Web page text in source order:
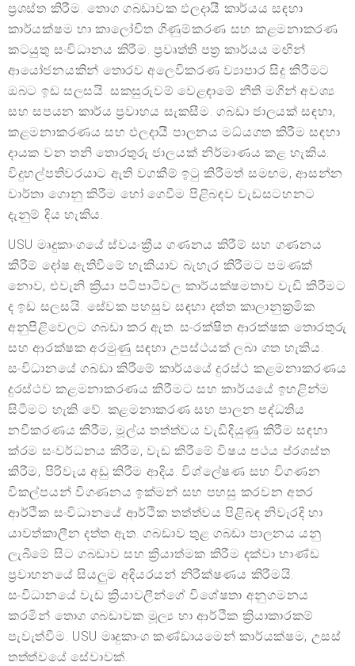
ප්‍රශස්ත කිරීම. තොග ගබඩාවක ඵලදායී කාර්යය සඳහා
කාර්යක්ෂම හා කාලෝචිත ගිණුම්කරණ සහ කළමනාකරණ
කටයුතු සංවිධානය කිරීම. ප්‍රවෘත්ති පත්‍ර කාර්යය මඟින්
ආයෝජනයකින් තොරව අලෙවිකරණ ව්‍යාපාර සිදු කිරීමට
ඔබට ඉඩ සලසයි. සකසුරුවම් වෙළඳාමේ නීති මගින් අවශ්‍ය
සහ සපයන කාර්ය ප්‍රවාහය සැකසීම. ගබඩා ජාලයක් සඳහා,
කළමනාකරණය සහ ඵලදායී පාලනය මධ්යගත කිරීම සඳහා
දායක වන තනි තොරතුරු ජාලයක් නිර්මාණය කළ හැකිය.
විදුහල්පතිවරයාට ඇති වගකීම් ඉටු කිරීමත් සමඟම, ආසන්න
වාර්තා ගොනු කිරීම හෝ ගෙවීම පිළිබඳව වැඩසටහනට
දැනුම් දිය හැකිය.
USU මෘදුකාංගයේ ස්වයංක්‍රීය ගණනය කිරීම් සහ ගණනය
කිරීම් දෝෂ ඇතිවීමේ හැකියාව බැහැර කිරීමට පමණක්
නොව, එවැනි ක්‍රියා පටිපාටිවල කාර්යක්ෂමතාව වැඩි කිරීමට
ද ඉඩ සලසයි. සේවක පහසුව සඳහා දත්ත කාලානුක්‍රමික
අනුපිළිවෙලට ගබඩා කර ඇත. සංරක්ෂිත ආරක්ෂක තොරතුරු
සහ ආරක්ෂක අරමුණු සඳහා උපස්ථයක් ලබා ගත හැකිය.
සංවිධානයේ ගබඩා කිරීමේ කාර්යයේ දුරස්ථ කළමනාකරණය
දුරස්ථව කළමනාකරණය කිරීමට සහ කාර්යයේ ඉහළින්ම
සිටීමට හැකි වේ. කළමනාකරණ සහ පාලන පද්ධතිය
නවීකරණය කිරීම, මූල්ය තත්ත්වය වැඩිදියුණු කිරීම සඳහා
ක්රම සංවර්ධනය කිරීම, වැඩ කිරීමේ විෂය පථය ප්රශස්ත
කිරීම, පිරිවැය අඩු කිරීම ආදිය. විශ්ලේෂණ සහ විගණන
විකල්පයන් විගණනය ඉක්මන් සහ පහසු කරවන අතර
ආර්ථික සංවිධානයේ ආර්ථික තත්ත්වය පිළිබඳ නිවැරදි හා
යාවත්කාලීන දත්ත ඇත. ගබඩාව තුළ ගබඩා පාලනය යනු
ලැබීමේ සිට ගබඩාව සහ ක්‍රියාත්මක කිරීම දක්වා භාණ්ඩ
ප්‍රවාහනයේ සියලුම අදියරයන් නිරීක්ෂණය කිරීමයි.
සංවිධානයේ වැඩ ක්‍රියාවලීන්ගේ විශේෂතා අනුගමනය
කරමින් තොග ගබඩාවක මූල්‍ය හා ආර්ථික ක්‍රියාකාරකම්
පැවැත්වීම. USU මෘදුකාංග කණ්ඩායමෙන් කාර්යක්ෂම, උසස්
තත්ත්වයේ සේවාවක්.